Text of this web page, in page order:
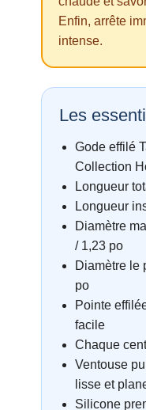
Enfin, arrête
intense.
Les
Gode effilé
Collection
Longueur
Longueur
Diamètre
/ 1,23 po
Diamètre le
po
Pointe
facile
Chaque
Ventouse
lisse et
Silicone